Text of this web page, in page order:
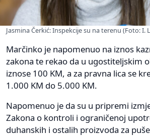
Jasmina Čerkić: Inspekcije su na terenu (Foto: I.
Marčinko je napomenuo na iznos
zakona te rekao da u ugostiteljskim
iznose 100 KM, a za pravna lica se
1.000 KM do 5.000 KM.
Napomenuo je da su u pripremi
Zakona o kontroli i ograničenoj
duhanskih i ostalih proizvoda za